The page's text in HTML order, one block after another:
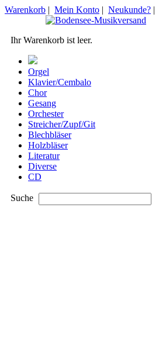
Warenkorb | Mein Konto | Neukunde? |
Ihr Warenkorb ist leer.
Orgel
Klavier/Cembalo
Chor
Gesang
Orchester
Streicher/Zupf/Git
Blechbläser
Holzbläser
Literatur
Diverse
CD
Suche